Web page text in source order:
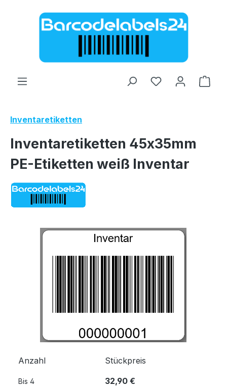
Zum Hauptinhalt springen
Inventaretiketten
Inventaretiketten 45x35mm
PE-Etiketten weiß Inventar
Bildergalerie überspringen
Anzahl Stückpreis
Bis 4 32,90 €